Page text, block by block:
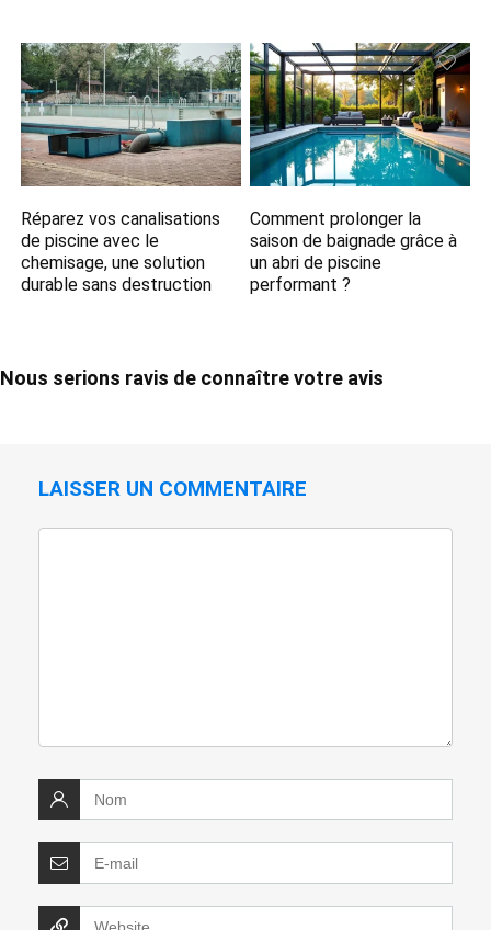
Réparez vos canalisations
de piscine avec le
chemisage, une solution
durable sans destruction
Comment prolonger la
saison de baignade grâce à
un abri de piscine
performant ?
Nous serions ravis de connaître votre avis
LAISSER UN COMMENTAIRE